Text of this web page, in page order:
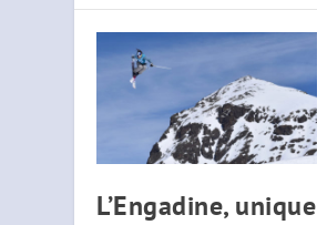
L’Engadine, unique